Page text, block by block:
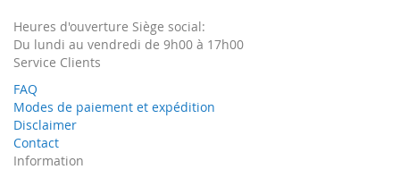
Heures d'ouverture Siège social:
Du lundi au vendredi de 9h00 à 17h00
Service Clients
FAQ
Modes de paiement et expédition
Disclaimer
Contact
Information